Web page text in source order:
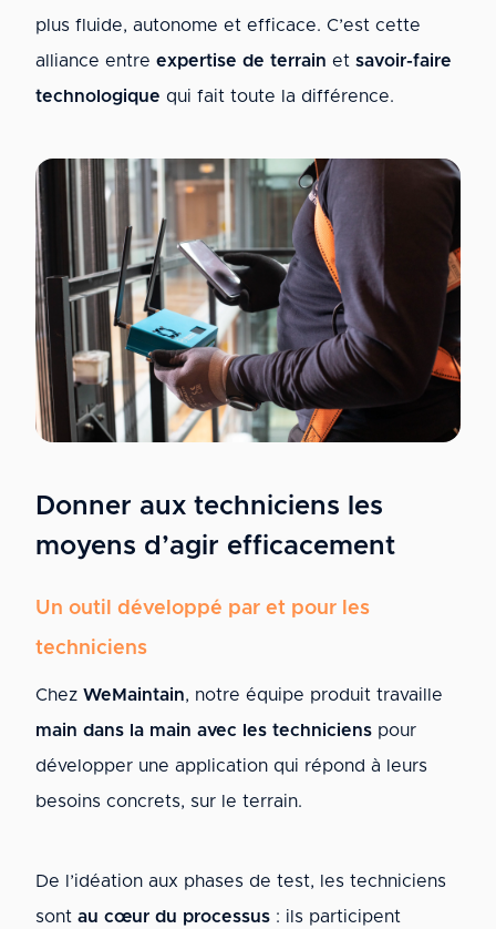
plus fluide, autonome et efficace. C’est cette
alliance entre expertise de terrain et savoir-faire
technologique qui fait toute la différence.
Donner aux techniciens les
moyens d’agir efficacement
Un outil développé par et pour les
techniciens
Chez WeMaintain, notre équipe produit travaille
main dans la main avec les techniciens pour
développer une application qui répond à leurs
besoins concrets, sur le terrain.
De l’idéation aux phases de test, les techniciens
sont au cœur du processus : ils participent